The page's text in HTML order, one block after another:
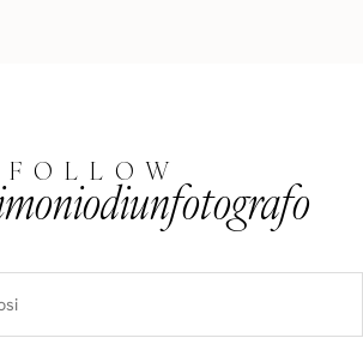
FOLLOW